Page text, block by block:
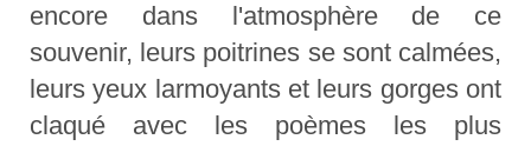
encore dans l'atmosphère de ce
souvenir, leurs poitrines se sont calmées,
leurs yeux larmoyants et leurs gorges ont
claqué avec les poèmes les plus